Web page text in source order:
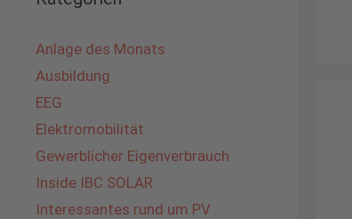
Anlage des Monats
Ausbildung
EEG
Elektromobilität
Gewerblicher Eigenverbrauch
Inside IBC SOLAR
Interessantes rund um PV